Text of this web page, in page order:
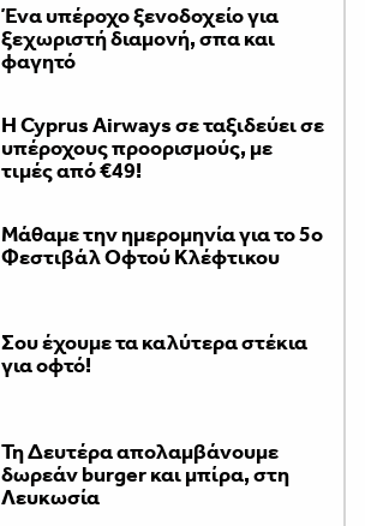
Ένα υπέροχο ξενοδοχείο για
ξεχωριστή διαμονή, σπα και
φαγητό
H Cyprus Airways σε ταξιδεύει σε
υπέροχους προορισμούς, με
τιμές από €49!
Μάθαμε την ημερομηνία για το 5ο
Φεστιβάλ Οφτού Κλέφτικου
Σου έχουμε τα καλύτερα στέκια
για οφτό!
Τη Δευτέρα απολαμβάνουμε
δωρεάν burger και μπίρα, στη
Λευκωσία